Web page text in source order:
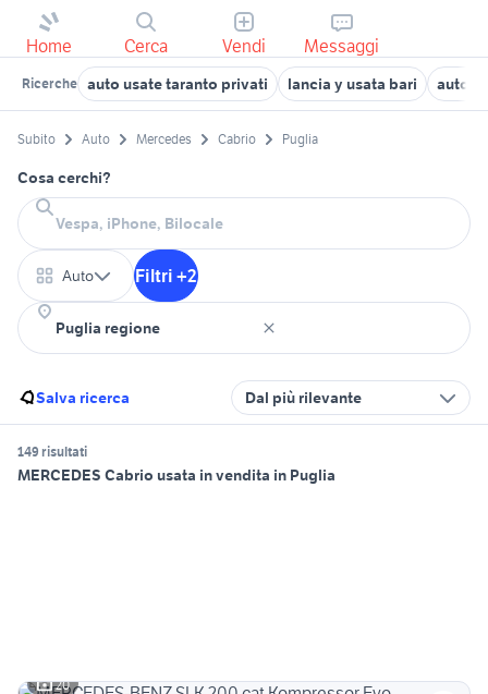
Home Cerca Vendi Messaggi
Ricerche auto usate taranto privati lancia y usata bari auto
Subito Auto Mercedes Cabrio Puglia
Cosa cerchi?
Auto Filtri +2
Salva ricerca Dal più rilevante
149 risultati
MERCEDES Cabrio usata in vendita in Puglia
20